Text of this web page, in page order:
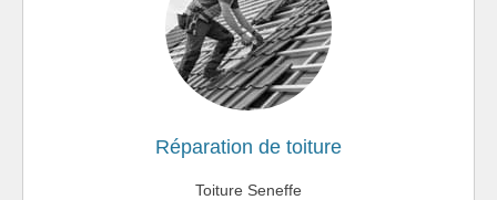
Réparation de toiture
Toiture Seneffe